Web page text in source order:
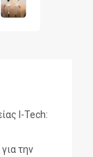
I-Tech:
την